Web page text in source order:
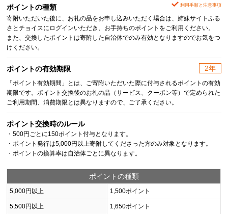
ポイントの種類 利用手順と注意事項
寄附いただいた後に、お礼の品をお申し込みいただく場合は、姉妹サイトふる
さとチョイスにログインいただき、お手持ちのポイントをご利用ください。
また、交換したポイントは寄附した自治体でのみ有効となりますのでお気をつ
けください。
ポイントの有効期限 2年
「ポイント有効期間」とは、ご寄附いただいた際に付与されるポイントの有効
期限です。ポイント交換後のお礼の品（サービス、クーポン等）で定められた
ご利用期間、消費期限とは異なりますので、ご了承ください。
ポイント交換時のルール
・500円ごとに150ポイント付与となります。
・ポイント発行は5,000円以上寄附してくださった方のみ対象となります。
・ポイントの換算率は自治体ごとに異なります。
ポイントの種類
5,000円以上 1,500ポイント
5,500円以上 1,650ポイント